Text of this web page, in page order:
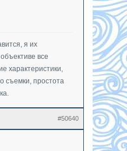
я их
все
характеристики,
съемки, простота
#50640